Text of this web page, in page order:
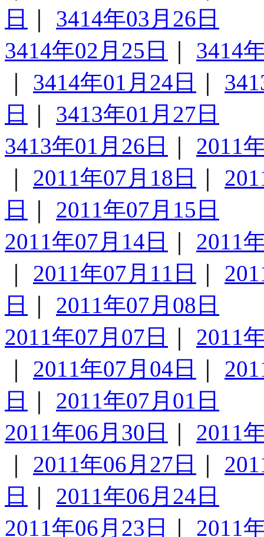
日
3414年03月26日
3414年02月25日
3414
3414年01月24日
日
3413年01月27日
3413年01月26日
2011
2011年07月18日
日
2011年07月15日
2011年07月14日
2011
2011年07月11日
日
2011年07月08日
2011年07月07日
2011
2011年07月04日
日
2011年07月01日
2011年06月30日
2011
2011年06月27日
日
2011年06月24日
2011年06月23日
2011